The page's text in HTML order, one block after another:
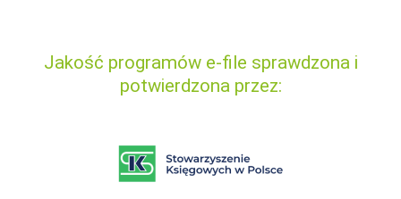
Jakość programów e-file sprawdzona i
potwierdzona przez: